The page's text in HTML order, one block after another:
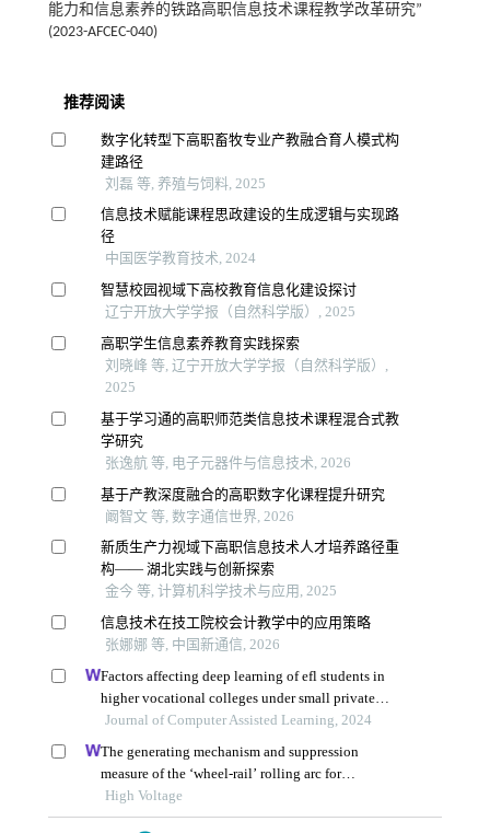
能力和信息素养的铁路高职信息技术课程教学改革研究”
(2023-AFCEC-040)